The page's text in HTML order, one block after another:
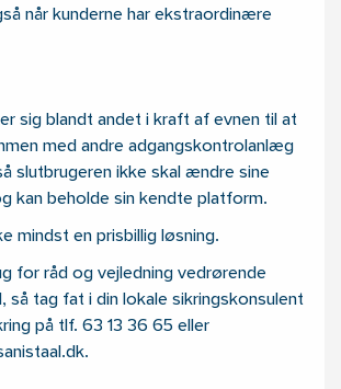
når kunderne har ekstraordinære
sig blandt andet i kraft af evnen til at
med andre adgangskontrolanlæg
slutbrugeren ikke skal ændre sine
kan beholde sin kendte platform.
mindst en prisbillig løsning.
for råd og vejledning vedrørende
så tag fat i din lokale sikringskonsulent
på tlf. 63 13 36 65 eller